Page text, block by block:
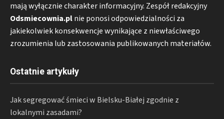
mają wyłącznie charakter informacyjny. Zespół redakcyjny
Odsmiecownia.plnie ponosi odpowiedzialności za
jakiekolwiek konsekwencje wynikające z niewłaściwego
zrozumienia lub zastosowania publikowanych materiałów.
Ostatnie artykuły
Jak segregować śmieci w Bielsku-Białej zgodnie z
lokalnymi zasadami?